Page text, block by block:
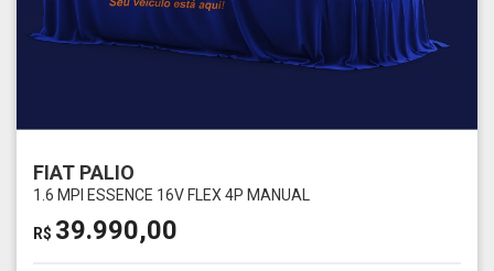
FIAT PALIO
1.6 MPI ESSENCE 16V FLEX 4P MANUAL
R$ 39.990,00